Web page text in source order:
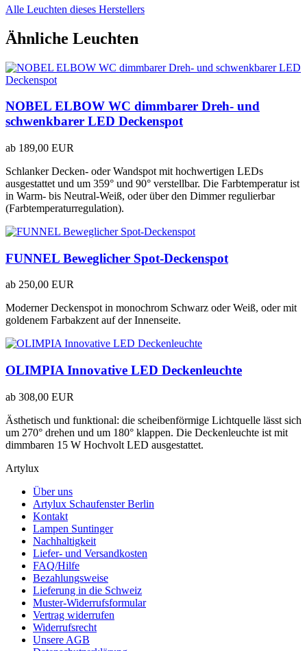
Alle Leuchten dieses Herstellers
Ähnliche Leuchten
NOBEL ELBOW WC dimmbarer Dreh- und
schwenkbarer LED Deckenspot
ab 189,00 EUR
Schlanker Decken- oder Wandspot mit hochwertigen LEDs
ausgestattet und um 359° und 90° verstellbar. Die Farbtemperatur ist
in Warm- bis Neutral-Weiß, oder über den Dimmer regulierbar
(Farbtemperaturregulation).
FUNNEL Beweglicher Spot-Deckenspot
ab 250,00 EUR
Moderner Deckenspot in monochrom Schwarz oder Weiß, oder mit
goldenem Farbakzent auf der Innenseite.
OLIMPIA Innovative LED Deckenleuchte
ab 308,00 EUR
Ästhetisch und funktional: die scheibenförmige Lichtquelle lässt sich
um 270° drehen und um 180° klappen. Die Deckenleuchte ist mit
dimmbaren 15 W Hochvolt LED ausgestattet.
Artylux
Über uns
Artylux Schaufenster Berlin
Kontakt
Lampen Suntinger
Nachhaltigkeit
Liefer- und Versandkosten
FAQ/Hilfe
Bezahlungsweise
Lieferung in die Schweiz
Muster-Widerrufsformular
Vertrag widerrufen
Widerrufsrecht
Unsere AGB